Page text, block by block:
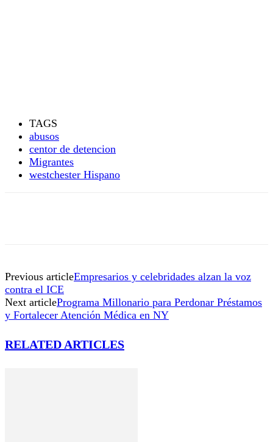
TAGS
abusos
centor de detencion
Migrantes
westchester Hispano
Previous articleEmpresarios y celebridades alzan la voz
contra el ICE
Next articlePrograma Millonario para Perdonar Préstamos
y Fortalecer Atención Médica en NY
RELATED ARTICLES